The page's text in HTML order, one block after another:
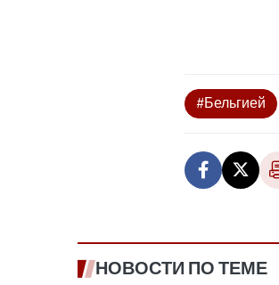
#Бельгией
НОВОСТИ ПО ТЕМЕ